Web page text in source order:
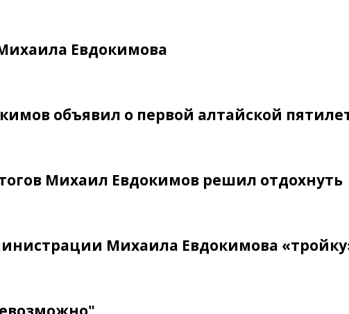
Евдокимова
объявил о первой алтайской
Михаил Евдокимов решил отдохнуть
Михаила Евдокимова